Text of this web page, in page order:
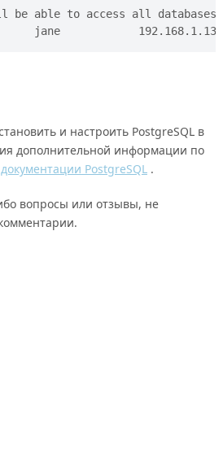
be able to access all
и настроить PostgreSQL в
дополнительной информации по
документации PostgreSQL.
вопросы или отзывы, не